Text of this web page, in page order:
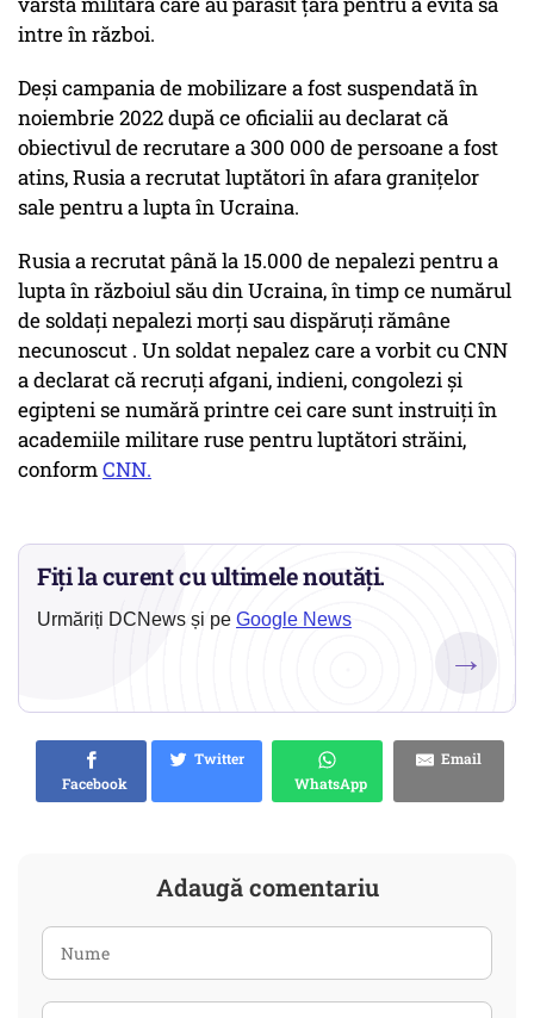
intre în război.
Deși campania de mobilizare a fost suspendată în
noiembrie 2022 după ce oficialii au declarat că
obiectivul de recrutare a 300 000 de persoane a fost
atins, Rusia a recrutat luptători în afara granițelor
sale pentru a lupta în Ucraina.
Rusia a recrutat până la 15.000 de nepalezi pentru a
lupta în războiul său din Ucraina, în timp ce numărul
de soldați nepalezi morți sau dispăruți rămâne
necunoscut . Un soldat nepalez care a vorbit cu CNN
a declarat că recruți afgani, indieni, congolezi și
egipteni se numără printre cei care sunt instruiți în
academiile militare ruse pentru luptători străini,
conformCNN.
Fiți la curent cu ultimele noutăți.
Urmăriți DCNews și pe Google News
→
Facebook
Twitter
WhatsApp
Email
Adaugă comentariu